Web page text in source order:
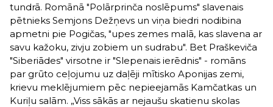
tundrā. Romānā "Polārprinča noslēpums" slavenais
pētnieks Semjons Dežņevs un viņa biedri nodibina
apmetni pie Pogičas, "upes zemes malā, kas slavena ar
savu kažoku, zivju zobiem un sudrabu". Bet Praškeviča
"Siberiādes" virsotne ir "Slepenais ierēdnis" - romāns
par grūto ceļojumu uz daļēji mītisko Aponijas zemi,
krievu meklējumiem pēc nepieejamās Kamčatkas un
Kuriļu salām. „Viss sākās ar nejaušu skatienu skolas